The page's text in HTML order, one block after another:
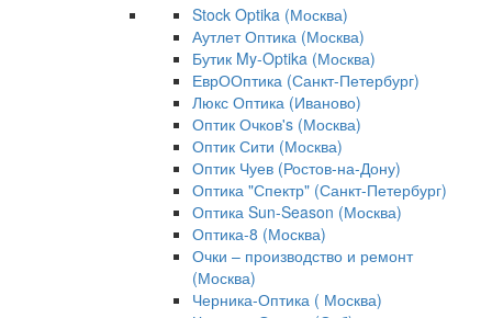
Stock Optika (Москва)
Аутлет Оптика (Москва)
Бутик My-Optika (Москва)
ЕврООптика (Санкт-Петербург)
Люкс Оптика (Иваново)
Оптик Очков's (Москва)
Оптик Сити (Москва)
Оптик Чуев (Ростов-на-Дону)
Оптика "Спектр" (Санкт-Петербург)
Оптика Sun-Season (Москва)
Оптика-8 (Москва)
Очки – производство и ремонт
(Москва)
Черника-Оптика ( Москва)